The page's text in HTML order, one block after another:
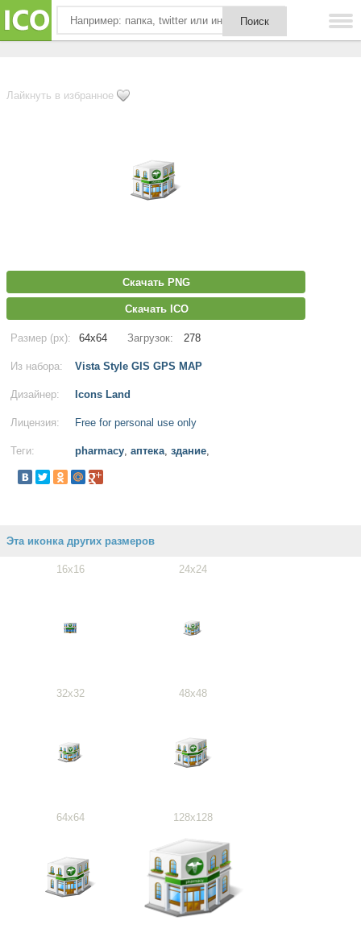
Лайкнуть в избранное
Скачать PNG
Скачать ICO
Размер (px): 64x64 Загрузок: 278
Из набора: Vista Style GIS GPS MAP
Дизайнер: Icons Land
Лицензия: Free for personal use only
Теги: pharmacy, аптека, здание,
Эта иконка других размеров
16x16 24x24
32x32 48x48
64x64 128x128